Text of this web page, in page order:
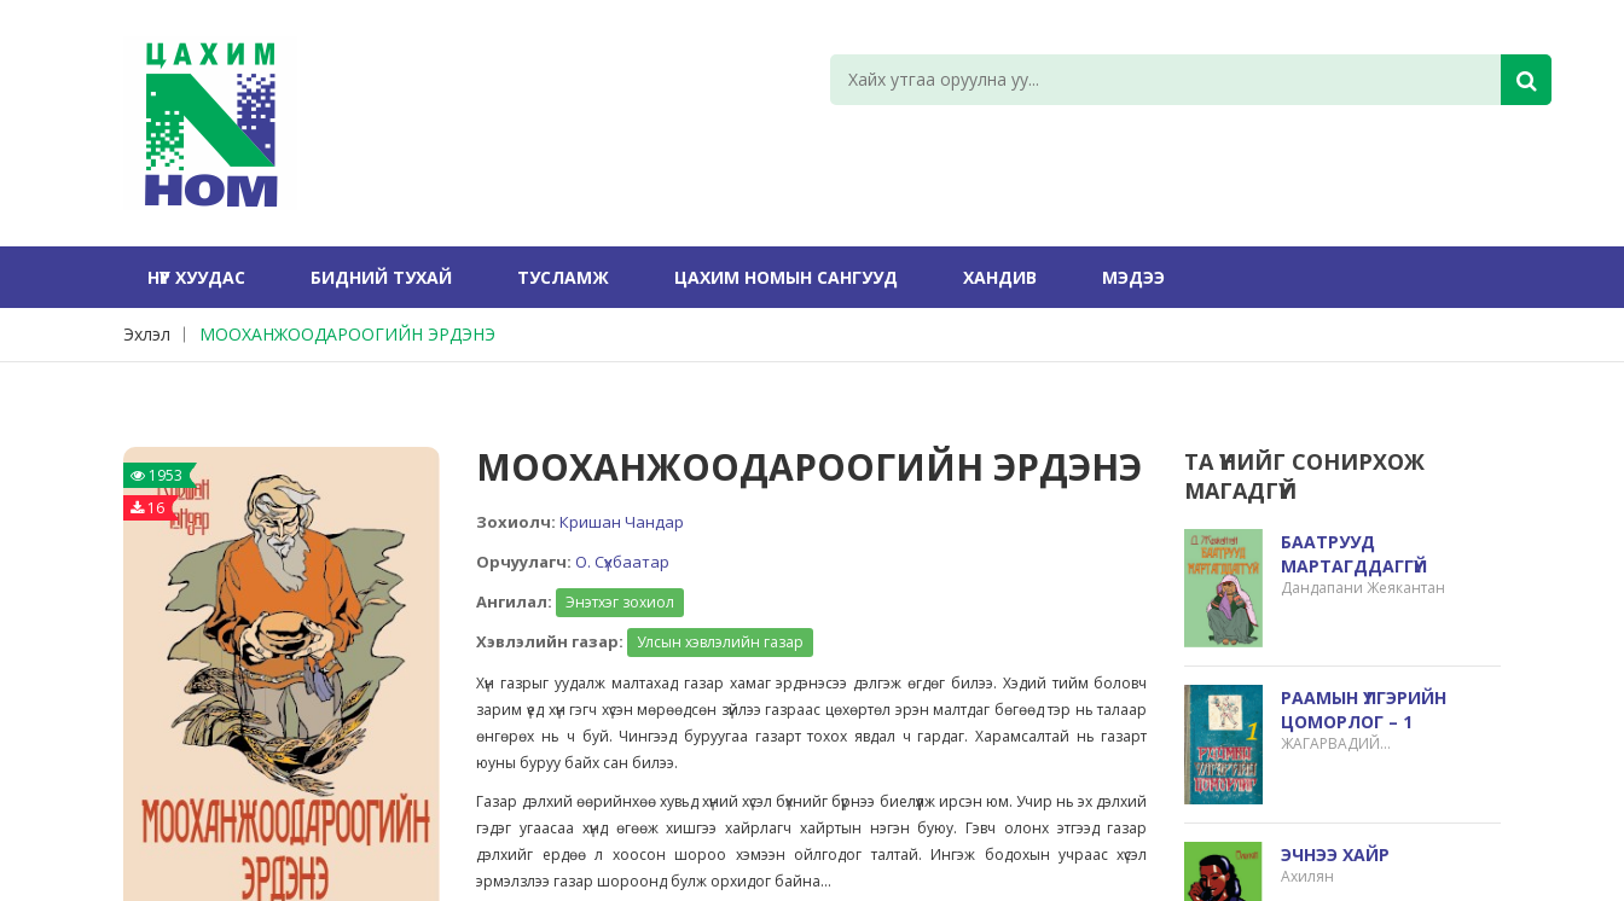
НҮҮР ХУУДАС БИДНИЙ ТУХАЙ ТУСЛАМЖ ЦАХИМ НОМЫН САНГУУД ХАНДИВ МЭДЭЭ
Эхлэл МООХАНЖООДАРООГИЙН ЭРДЭНЭ
1953
16
МООХАНЖООДАРООГИЙН ЭРДЭНЭ
Зохиолч: Кришан Чандар
Орчуулагч: О. Сүхбаатар
Ангилал:
Энэтхэг зохиол
Хэвлэлийн газар:
Улсын хэвлэлийн газар
Хүн газрыг уудалж малтахад газар хамаг эрдэнэсээ дэлгэж өгдөг билээ. Хэдий тийм боловч
зарим үед хүн гэгч хүсэн мөрөөдсөн зүйлээ газраас цөхөртөл эрэн малтдаг бөгөөд тэр нь талаар
өнгөрөх нь ч буй. Чингээд буруугаа газарт тохох явдал ч гардаг. Харамсалтай нь газарт
юуны буруу байх сан билээ.
Газар дэлхий өөрийнхөө хувьд хүний хүсэл бүхнийг бүрнээ биелүүлж ирсэн юм. Учир нь эх дэлхий
гэдэг угаасаа хүнд өгөөж хишгээ хайрлагч хайртын нэгэн буюу. Гэвч олонх этгээд газар
дэлхийг ердөө л хоосон шороо хэмээн ойлгодог талтай. Ингэж бодохын учраас хүсэл
эрмэлзлээ газар шороонд булж орхидог байна...
ТА ҮҮНИЙГ СОНИРХОЖ
МАГАДГҮЙ
БААТРУУД
МАРТАГДДАГГҮЙ
Дандапани Жеякантан
РААМЫН ҮЛГЭРИЙН
ЦОМОРЛОГ – 1
ЖАГАРВАДИЙ
ЭЧНЭЭ ХАЙР
Ахилян